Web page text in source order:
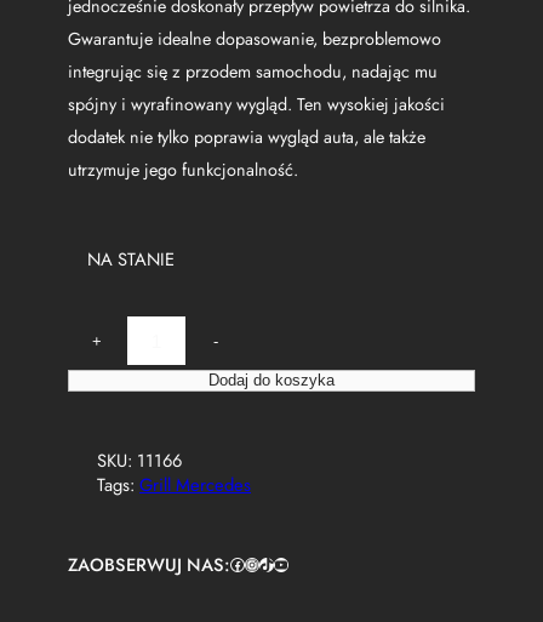
jednocześnie doskonały przepływ powietrza do silnika.
Gwarantuje idealne dopasowanie, bezproblemowo
integrując się z przodem samochodu, nadając mu
spójny i wyrafinowany wygląd. Ten wysokiej jakości
dodatek nie tylko poprawia wygląd auta, ale także
utrzymuje jego funkcjonalność.
NA STANIE
o
ś
a
-
+
Dodaj do koszyka
SKU: 11166
Tags: Grill Mercedes
ZAOBSERWUJ NAS:Facebook https://www.instagram.com/tuningbaza.pl https://www.tiktok.com/@tuningbaza.pl YouTube